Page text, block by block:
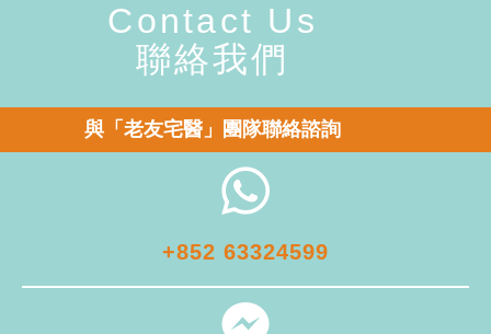
Contact Us
聯絡我們
與「老友宅醫」團隊聯絡諮詢
+852 63324599